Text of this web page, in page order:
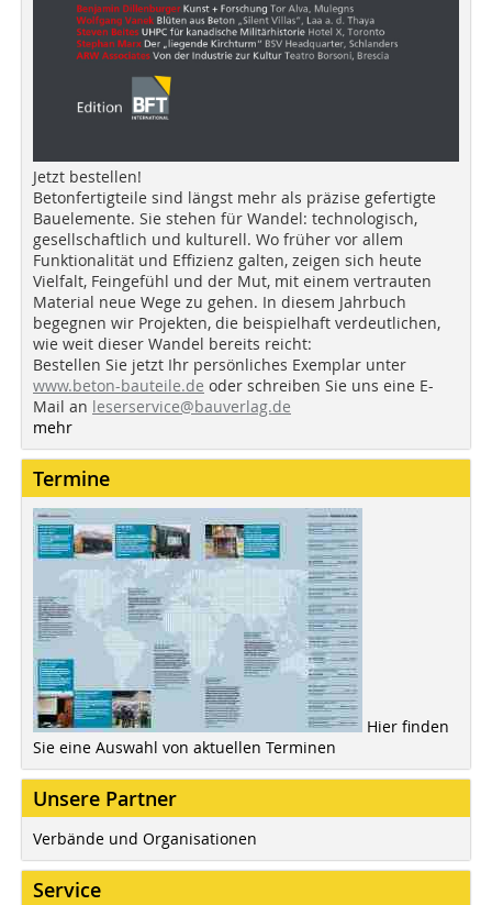
Jetzt bestellen!
Betonfertigteile sind längst mehr als präzise gefertigte
Bauelemente. Sie stehen für Wandel: technologisch,
gesellschaftlich und kulturell. Wo früher vor allem
Funktionalität und Effizienz galten, zeigen sich heute
Vielfalt, Feingefühl und der Mut, mit einem vertrauten
Material neue Wege zu gehen. In diesem Jahrbuch
begegnen wir Projekten, die beispielhaft verdeutlichen,
wie weit dieser Wandel bereits reicht:
Bestellen Sie jetzt Ihr persönliches Exemplar unter
www.beton-bauteile.de oder schreiben Sie uns eine E-
Mail an leserservice@bauverlag.de
mehr
Termine
Hier finden
Sie eine Auswahl von aktuellen Terminen
Unsere Partner
Verbände und Organisationen
Service